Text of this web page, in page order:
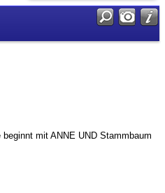
mit ANNE UND Stammbaum